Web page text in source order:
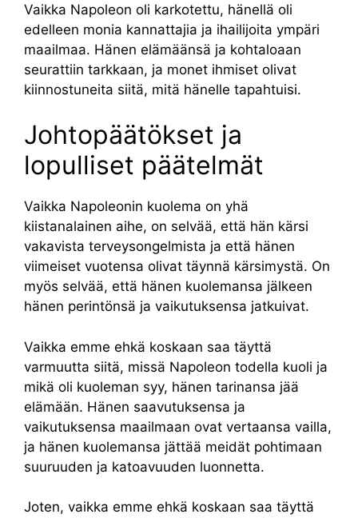
Vaikka Napoleon oli karkotettu, hänellä oli
edelleen monia kannattajia ja ihailijoita ympäri
maailmaa. Hänen elämäänsä ja kohtaloaan
seurattiin tarkkaan, ja monet ihmiset olivat
kiinnostuneita siitä, mitä hänelle tapahtuisi.
Johtopäätökset ja
lopulliset päätelmät
Vaikka Napoleonin kuolema on yhä
kiistanalainen aihe, on selvää, että hän kärsi
vakavista terveysongelmista ja että hänen
viimeiset vuotensa olivat täynnä kärsimystä. On
myös selvää, että hänen kuolemansa jälkeen
hänen perintönsä ja vaikutuksensa jatkuivat.
Vaikka emme ehkä koskaan saa täyttä
varmuutta siitä, missä Napoleon todella kuoli ja
mikä oli kuoleman syy, hänen tarinansa jää
elämään. Hänen saavutuksensa ja
vaikutuksensa maailmaan ovat vertaansa vailla,
ja hänen kuolemansa jättää meidät pohtimaan
suuruuden ja katoavuuden luonnetta.
Joten, vaikka emme ehkä koskaan saa täyttä